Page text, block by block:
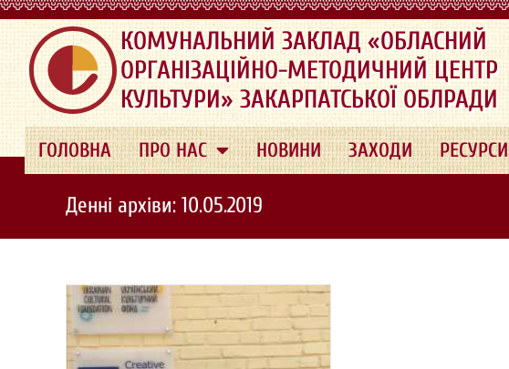
.
КОМУНАЛЬНИЙ ЗАКЛАД «ОБЛАСНИЙ
ОРГАНІЗАЦІЙНО-МЕТОДИЧНИЙ ЦЕНТР
КУЛЬТУРИ» ЗАКАРПАТСЬКОЇ ОБЛРАДИ
ГОЛОВНА ПРО НАС НОВИНИ ЗАХОДИ РЕСУРСИ
Денні архіви: 10.05.2019